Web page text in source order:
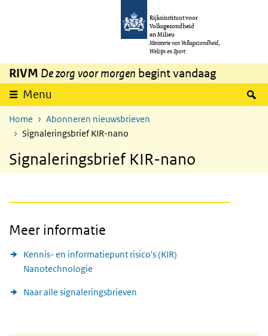
Overslaan en naar de inhoud gaan
Rijksinstituut voor
Volksgezondheid
en Milieu
Ministerie van Volksgezondheid,
Welzijn en Sport
RIVM De zorg voor morgen begint vandaag
Menu
Home
Abonneren nieuwsbrieven
Signaleringsbrief KIR-nano
Signaleringsbrief KIR-nano
Meer informatie
Kennis- en informatiepunt risico's (KIR)
Nanotechnologie
Naar alle signaleringsbrieven